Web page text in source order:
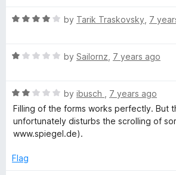
R
e
o
u
t
o
5
by Tarik Traskovsky 7
R
e
d
1
o
t
by Sailornz 7 years ago
R
a
t
e
2
by ibusch
7 years ago
Filling of the forms works perfectly. But
unfortunately disturbs the scrolling of
www.spiegel.de).
Flag